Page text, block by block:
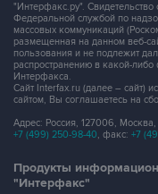
"Интерфакс.ру".
Федеральной службой по
массовых коммуникаций
размещенная на данном веб-
пользования и не подлежит
распространению в какой-
Интерфакса.
Сайт Interfax.ru (далее – сайт)
сайтом, Вы соглашаетесь на
Адрес: Россия, 127006, Москва,
+7 (499) 250-98-40, факс: +7
Продукты
"Интерфакс"